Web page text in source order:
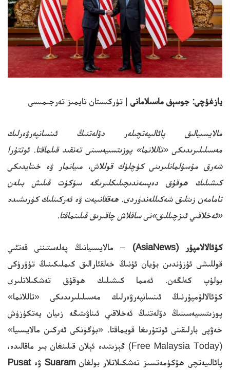
يازغۇچى: جوسېف ماسىلامانى | تۈركىستان تايمىز تەرجىمىسى
مالايسىيالىق پائالىيەتچىلەر دۆلەتنىڭ ئىنسانپەرۋەرلىك
مەسىلىلىرىدىكى «تاللانما» پوزىتسىيەسىنى تەنقىد قىلماقتا. ئوتتۇرا
شەرق مۇسۇلمانلىرىنى كۈچلۈك قوللاش، مىيانمار ۋە خىتايدىكى
كىشىلىك ھوقۇق دەپسەندىچىلىكلىرىگە سۈكۈت قىلىش بىلەن
تامامەن زىتلىق شەكىللەندۈردى. ھەققانىيەت ۋە ئەركىنلىك كۈرىشىدە
«ئەخلاقىي ئىزچىللىق»نى ساقلاش چاقىرىق قىلىنماقتا.
كۇئالالامپۇر(
AsiaNews
) – مالايسىيانىڭ پەلەستىننى قەتئىي
قوللىشى ئۇزۇندىن بۇيان ئۇنىڭ خەلقئارالىق كىملىكىنىڭ تۈۋرۈكى
بولۇپ كەلگەن. ئەمما كىشىلىك ھوقۇق تەشكىلاتلىرى
كۇئالالۇمپۇرنىڭ ئىنسانپەرۋەرلىك مەسىلىلىرىدىكى «تاللانما»
پوزىتسىيەسىنىڭ دۆلەتنىڭ ئەخلاقىي ئىناۋىتىگە زىيان يەتكۈزۈش
خەۋپى بارلىقىنى ئوتتۇرىغا قويماقتا. «بۈگۈنكى ئەركىن مالايسىيا»
(Free Malaysia Today) گېزىتىدە ئېلان قىلىنغان بىر ماقالىدە،
پائالىيەتچى ھۆكۈمەتسىز تەشكىلاتلار بولغانSuaram ۋەPusat